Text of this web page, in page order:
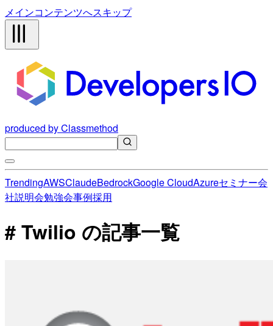
メインコンテンツへスキップ
produced by Classmethod
TrendingAWSClaudeBedrockGoogle CloudAzureセミナー会
社説明会勉強会事例採用
# Twilio の記事一覧